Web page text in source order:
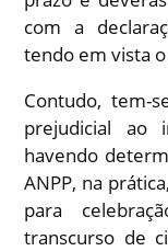
com a
tendo em vista
Contudo, tem-
prejudicial ao
havendo
ANPP, na
para
transcurso de